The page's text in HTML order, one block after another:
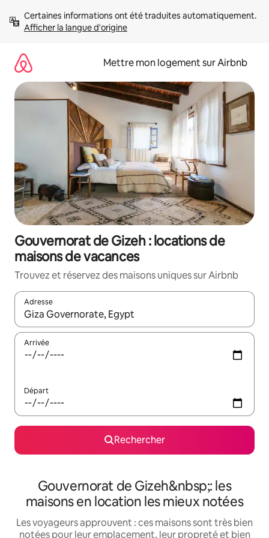
directement
Afficher la langue d'origine
Mettre mon logement sur Airbnb
Gouvernorat de Gizeh : locations de
maisons de vacances
Trouvez et réservez des maisons uniques sur Airbnb
Adresse
Lorsque les résultats s'affichent, utilisez les flèches vers le
Arrivée
Départ
Rechercher
Gouvernorat de Gizeh&nbsp;: les
maisons en location les mieux notées
Les voyageurs approuvent : ces maisons sont très bien
notées pour leur emplacement, leur propreté et bien